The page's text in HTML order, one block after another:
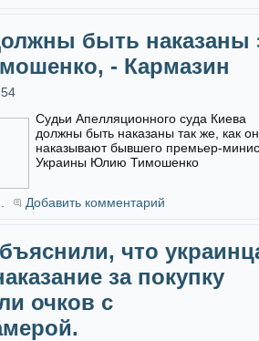
быть наказаны
- Кармазин
Судьи Апелляционного суда Киева
должны быть наказаны так же, как
наказывают бывшего премьер-
Украины Юлию Тимошенко
Добавить комментарий
что
за покупку
очков с